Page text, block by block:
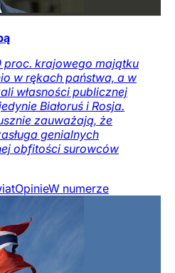
proc. krajowego majątku
w rękach państwa, a w
własności publicznej
Białoruś i Rosja.
zauważają, że
genialnych
obfitości surowców
OpinieW numerze